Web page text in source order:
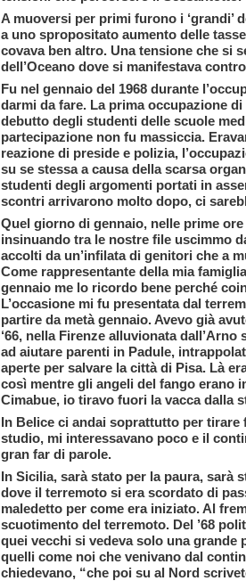
A muoversi per primi furono i ‘grandi’
a uno spropositato aumento delle
covava ben altro. Una tensione che si
dell’Oceano dove si manifestava
Fu nel gennaio del 1968 durante
darmi da fare. La prima occupazione
debutto degli studenti delle scuole
partecipazione non fu massiccia.
reazione di preside e polizia,
su se stessa a causa della scarsa
studenti degli argomenti portati in
scontri arrivarono molto dopo, ci
Quel giorno di gennaio, nelle prime
insinuando tra le nostre file uscimmo
accolti da un’infilata di genitori che a
Come rappresentante della mia
gennaio me lo ricordo bene perché
L’occasione mi fu presentata dal
partire da metà gennaio. Avevo già
‘66, nella Firenze alluvionata
ad aiutare parenti in Padule,
aperte per salvare la città di Pisa. Là
così mentre gli angeli del fango erano
Cimabue, io tiravo fuori la vacca dalla
In Belice ci andai soprattutto per
studio, mi interessavano poco e il
gran far di parole.
In Sicilia, sarà stato per la paura, sarà
dove il terremoto si era scordato di
maledetto per come era iniziato. Al
scuotimento del terremoto. Del ’68
quei vecchi si vedeva solo una grande
quelli come noi che venivano dal
chiedevano, “che poi su al Nord